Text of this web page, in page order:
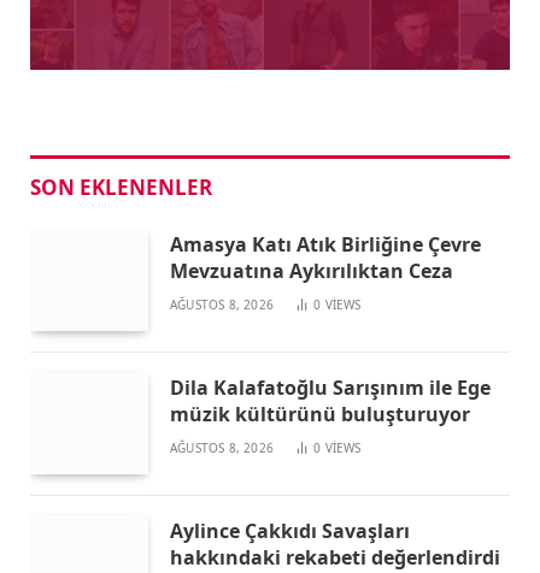
SON EKLENENLER
Amasya Katı Atık Birliğine Çevre
Mevzuatına Aykırılıktan Ceza
AĞUSTOS 8, 2026 0 VIEWS
Dila Kalafatoğlu Sarışınım ile Ege
müzik kültürünü buluşturuyor
AĞUSTOS 8, 2026 0 VIEWS
Aylince Çakkıdı Savaşları
hakkındaki rekabeti değerlendirdi